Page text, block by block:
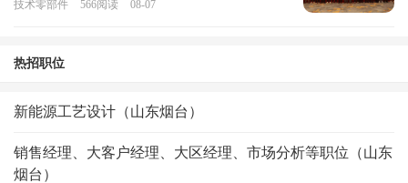
技术零部件 566阅读 08-07
热招职位
新能源工艺设计（山东烟台）
销售经理、大客户经理、大区经理、市场分析等职位（山东
烟台）